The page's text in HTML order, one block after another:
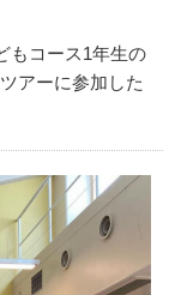
もコース1年生の
アーに参加した